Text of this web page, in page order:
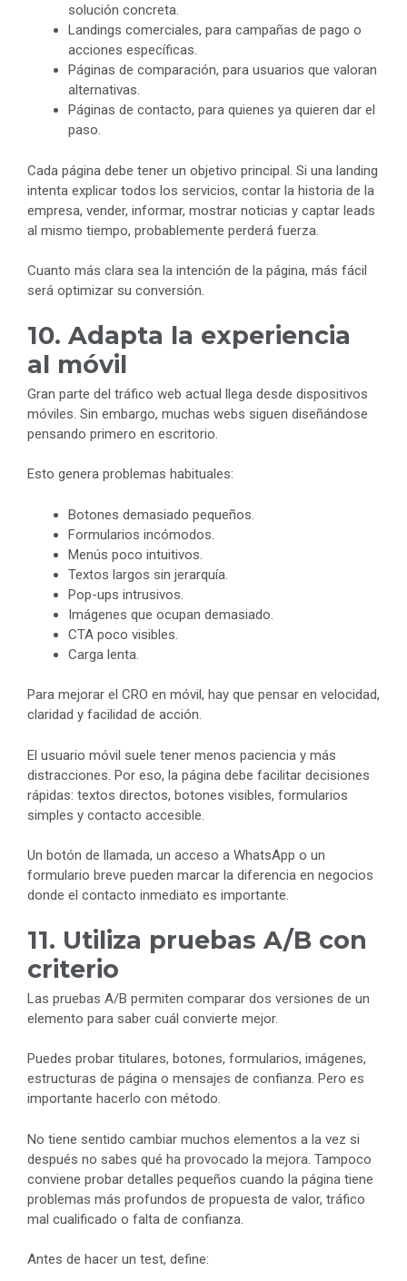
solución concreta.
Landings comerciales, para campañas de pago o
acciones específicas.
Páginas de comparación, para usuarios que valoran
alternativas.
Páginas de contacto, para quienes ya quieren dar el
paso.
Cada página debe tener un objetivo principal. Si una landing
intenta explicar todos los servicios, contar la historia de la
empresa, vender, informar, mostrar noticias y captar leads
al mismo tiempo, probablemente perderá fuerza.
Cuanto más clara sea la intención de la página, más fácil
será optimizar su conversión.
10. Adapta la experiencia
al móvil
Gran parte del tráfico web actual llega desde dispositivos
móviles. Sin embargo, muchas webs siguen diseñándose
pensando primero en escritorio.
Esto genera problemas habituales:
Botones demasiado pequeños.
Formularios incómodos.
Menús poco intuitivos.
Textos largos sin jerarquía.
Pop-ups intrusivos.
Imágenes que ocupan demasiado.
CTA poco visibles.
Carga lenta.
Para mejorar el CRO en móvil, hay que pensar en velocidad,
claridad y facilidad de acción.
El usuario móvil suele tener menos paciencia y más
distracciones. Por eso, la página debe facilitar decisiones
rápidas: textos directos, botones visibles, formularios
simples y contacto accesible.
Un botón de llamada, un acceso a WhatsApp o un
formulario breve pueden marcar la diferencia en negocios
donde el contacto inmediato es importante.
11. Utiliza pruebas A/B con
criterio
Las pruebas A/B permiten comparar dos versiones de un
elemento para saber cuál convierte mejor.
Puedes probar titulares, botones, formularios, imágenes,
estructuras de página o mensajes de confianza. Pero es
importante hacerlo con método.
No tiene sentido cambiar muchos elementos a la vez si
después no sabes qué ha provocado la mejora. Tampoco
conviene probar detalles pequeños cuando la página tiene
problemas más profundos de propuesta de valor, tráfico
mal cualificado o falta de confianza.
Antes de hacer un test, define: